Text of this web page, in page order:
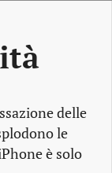
delle
le
è solo